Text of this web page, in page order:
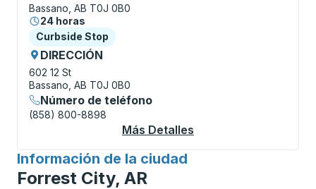
Bassano, AB T0J 0B0
24 horas
Curbside Stop
Curbside Stop
DIRECCIÓN
602 12 St
Bassano, AB T0J 0B0
Número de teléfono
(858) 800-8898
Más Detalles
Información de la ciudad
para
Forrest City, AR